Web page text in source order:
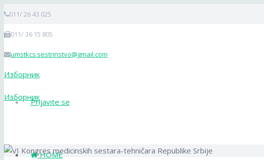
011/ 26 43 025
011/ 36 15 805
umstkcs.sestrinstvo@gmail.com
Изборник
Prijavite se
Изборник
HOME